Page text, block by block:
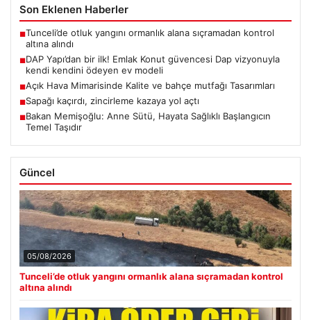
Son Eklenen Haberler
■Tunceli’de otluk yangını ormanlık alana sıçramadan kontrol
altına alındı
■DAP Yapı’dan bir ilk! Emlak Konut güvencesi Dap vizyonuyla
kendi kendini ödeyen ev modeli
■Açık Hava Mimarisinde Kalite ve bahçe mutfağı Tasarımları
■Sapağı kaçırdı, zincirleme kazaya yol açtı
■Bakan Memişoğlu: Anne Sütü, Hayata Sağlıklı Başlangıcın
Temel Taşıdır
Güncel
05/08/2026
Tunceli’de otluk yangını ormanlık alana sıçramadan kontrol
altına alındı